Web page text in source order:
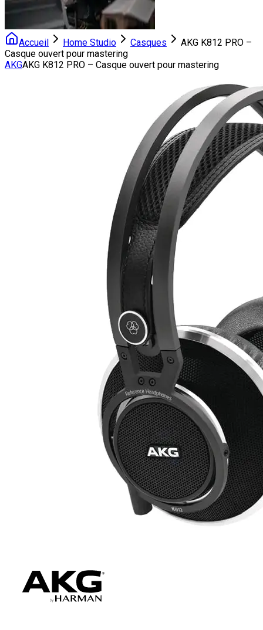
Accueil Home Studio Casques
AKG K812 PRO –
Casque ouvert pour mastering
AKGAKG K812 PRO – Casque ouvert pour mastering